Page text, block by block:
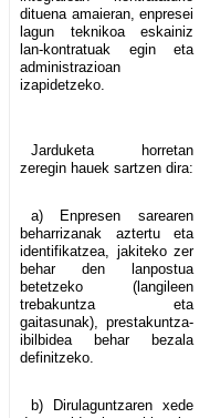
dituena amaieran, enpresei
lagun teknikoa eskainiz
lan-kontratuak egin eta
administrazioan
izapidetzeko.
Jarduketa horretan
zeregin hauek sartzen dira:
a) Enpresen sarearen
beharrizanak aztertu eta
identifikatzea, jakiteko zer
behar den lanpostua
betetzeko (langileen
trebakuntza eta
gaitasunak), prestakuntza-
ibilbidea behar bezala
definitzeko.
b) Dirulaguntzaren xede